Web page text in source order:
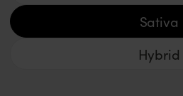
Sativa
Hybrid